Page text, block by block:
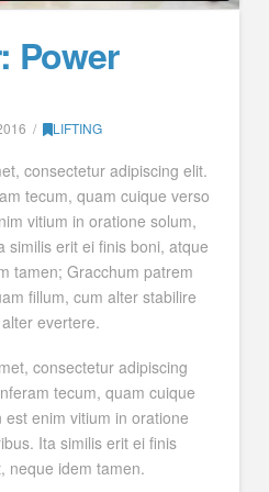
Power
LIFTING
consectetur adipiscing elit.
tecum, quam cuique verso
vitium in oratione solum,
similis erit ei finis boni, atque
tamen; Gracchum patrem
fillum, cum alter stabilire
evertere.
consectetur adipiscing
tecum, quam cuique
enim vitium in oratione
Ita similis erit ei finis
neque idem tamen.